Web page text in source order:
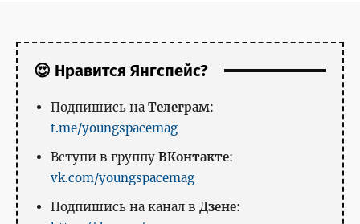
😍 Нравится Янгспейс?
Подпишись на Телеграм:
t.me/youngspacemag
Вступи в группу ВКонтакте:
vk.com/youngspacemag
Подпишись на канал в Дзене: